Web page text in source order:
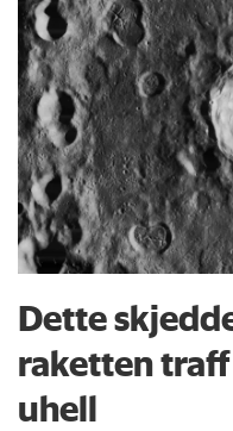
Dette
raketten
uhell